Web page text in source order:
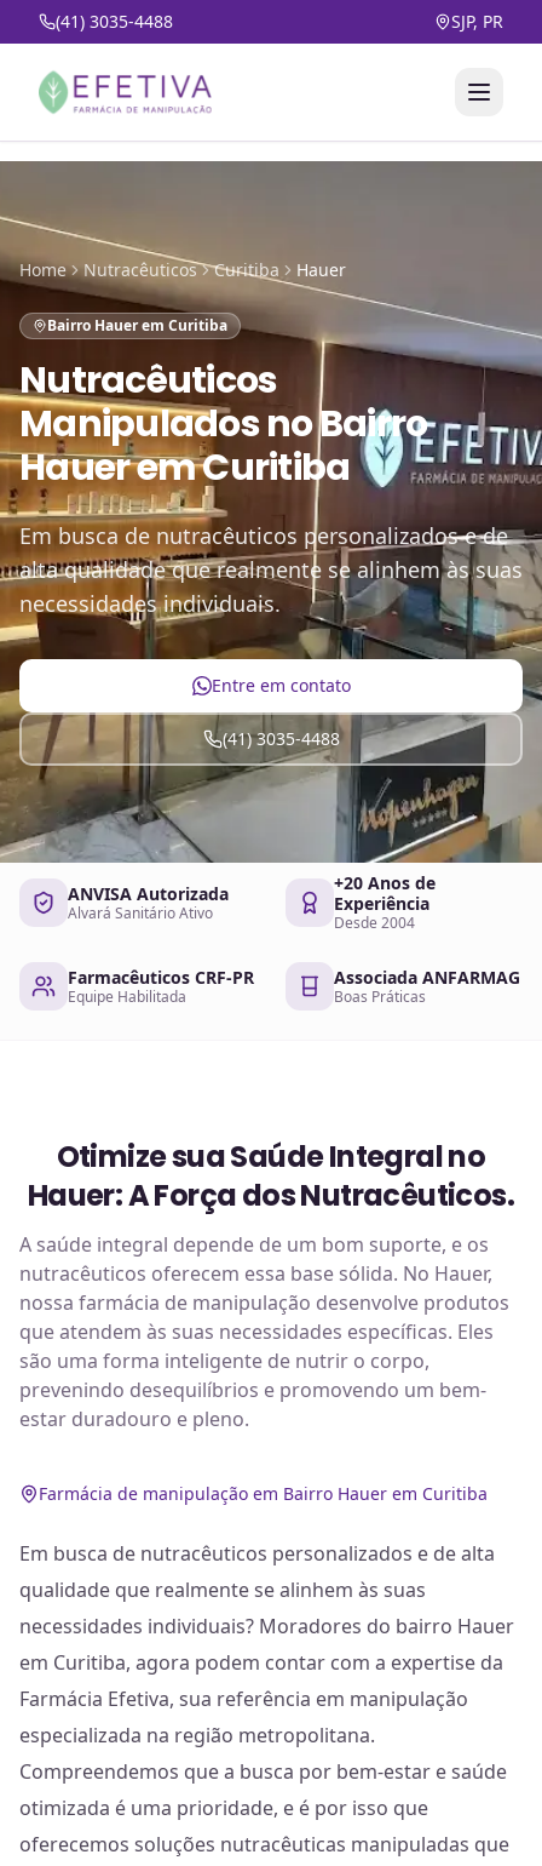
(41) 3035-4488 SJP, PR
Home Nutracêuticos Curitiba Hauer
Bairro Hauer em Curitiba
Nutracêuticos
ManipuladosnoBairro
Hauer em Curitiba
Em busca de nutracêuticos personalizados e de
alta qualidade que realmente se alinhem às suas
necessidades individuais.
Entre em contato
(41) 3035-4488
ANVISA Autorizada
Alvará Sanitário Ativo
+20 Anos de
Experiência
Desde 2004
Farmacêuticos CRF-PR
Equipe Habilitada
Associada ANFARMAG
Boas Práticas
Otimize sua Saúde Integral no
Hauer: A Força dos Nutracêuticos.
A saúde integral depende de um bom suporte, e os
nutracêuticos oferecem essa base sólida. No Hauer,
nossa farmácia de manipulação desenvolve produtos
que atendem às suas necessidades específicas. Eles
são uma forma inteligente de nutrir o corpo,
prevenindo desequilíbrios e promovendo um bem-
estar duradouro e pleno.
Farmácia de manipulação em Bairro Hauer em Curitiba
Em busca de nutracêuticos personalizados e de alta
qualidade que realmente se alinhem às suas
necessidades individuais? Moradores do bairro Hauer
em Curitiba, agora podem contar com a expertise da
Farmácia Efetiva, sua referência em manipulação
especializada na região metropolitana.
Compreendemos que a busca por bem-estar e saúde
otimizada é uma prioridade, e é por isso que
oferecemos soluções nutracêuticas manipuladas que